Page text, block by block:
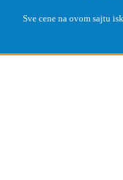
Sve cene na ovom sajtu